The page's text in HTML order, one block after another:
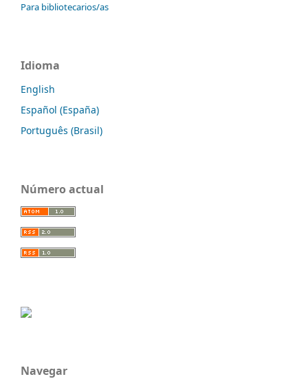
Para bibliotecarios/as
Idioma
English
Español (España)
Português (Brasil)
Número actual
Navegar